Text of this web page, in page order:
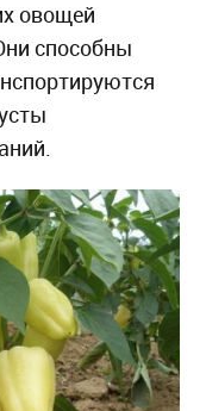
овощей
способны